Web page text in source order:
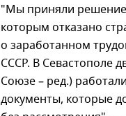
"Мы приняли
которым отказано
о заработанном
СССР. В Севастополе
Союзе – ред.)
документы, которые